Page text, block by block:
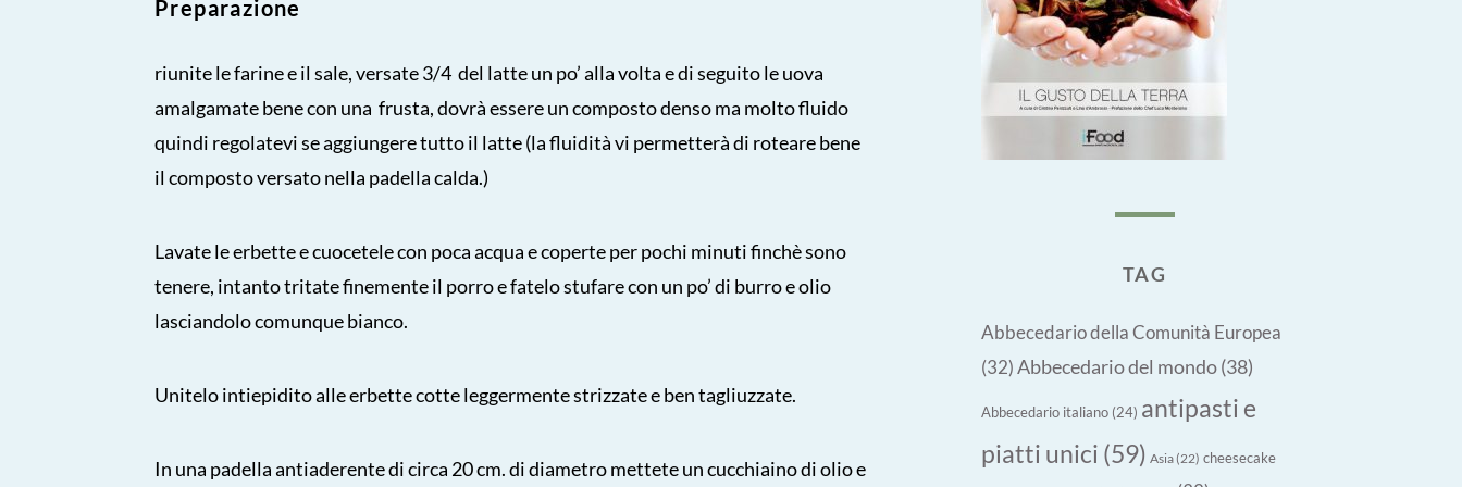
Preparazione
riunite le farine e il sale, versate 3/4 del latte un po’ alla volta e di seguito le uova
amalgamate bene con una frusta, dovrà essere un composto denso ma molto fluido
quindi regolatevi se aggiungere tutto il latte (la fluidità vi permetterà di roteare bene
il composto versato nella padella calda.)
Lavate le erbette e cuocetele con poca acqua e coperte per pochi minuti finchè sono
tenere, intanto tritate finemente il porro e fatelo stufare con un po’ di burro e olio
lasciandolo comunque bianco.
Unitelo intiepidito alle erbette cotte leggermente strizzate e ben tagliuzzate.
In una padella antiaderente di circa 20 cm. di diametro mettete un cucchiaino di olio e
TAG
Abbecedario della Comunità Europea
(32) Abbecedario del mondo(38)
Abbecedario italiano (24) antipasti e
piatti unici (59) Asia(22) cheesecake